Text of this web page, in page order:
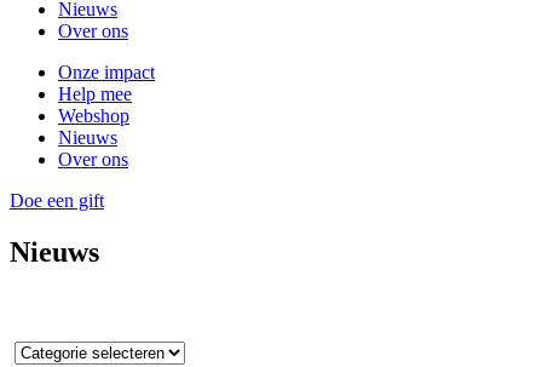
Nieuws
Over ons
Onze impact
Help mee
Webshop
Nieuws
Over ons
Doe een gift
Nieuws